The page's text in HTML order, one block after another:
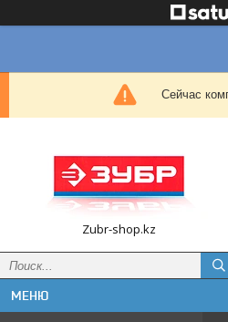
Сейчас
Zubr-shop.kz